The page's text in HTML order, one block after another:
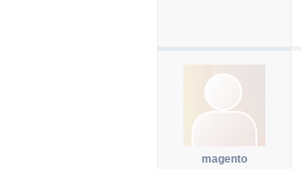
magento